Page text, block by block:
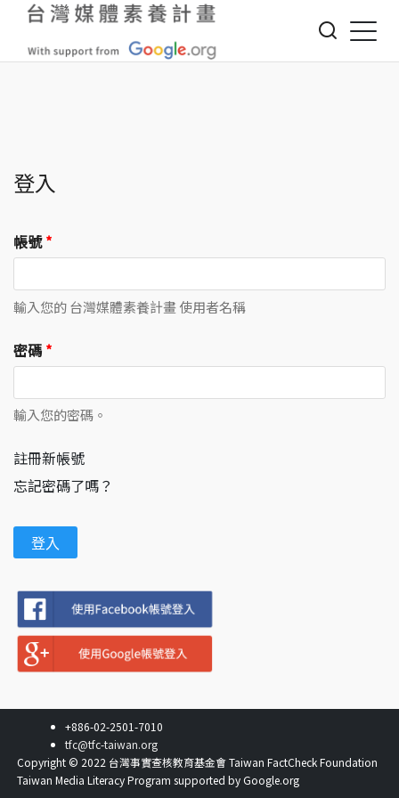
Jump to Navigation
Jump to Main content
登入
帳號*
輸入您的 台灣媒體素養計畫 使用者名稱
密碼 *
輸入您的密碼。
註冊新帳號
忘記密碼了嗎？
Copyright © 2022 台灣事實查核教育基金會 Taiwan FactCheck Foundation
Taiwan Media Literacy Program supported by Google.org
+886-02-2501-7010
tfc@tfc-taiwan.org